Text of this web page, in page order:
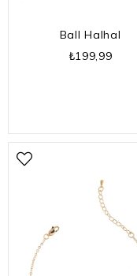
Ball Halhal
₺199,99